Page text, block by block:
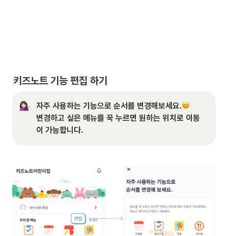
키즈노트 기능 편집 하기
자주 사용하는 기능으로 순서를 변경해보세요.
변경하고 싶은 메뉴를 꾹 누르면 원하는 위치로 이동
이 가능합니다.